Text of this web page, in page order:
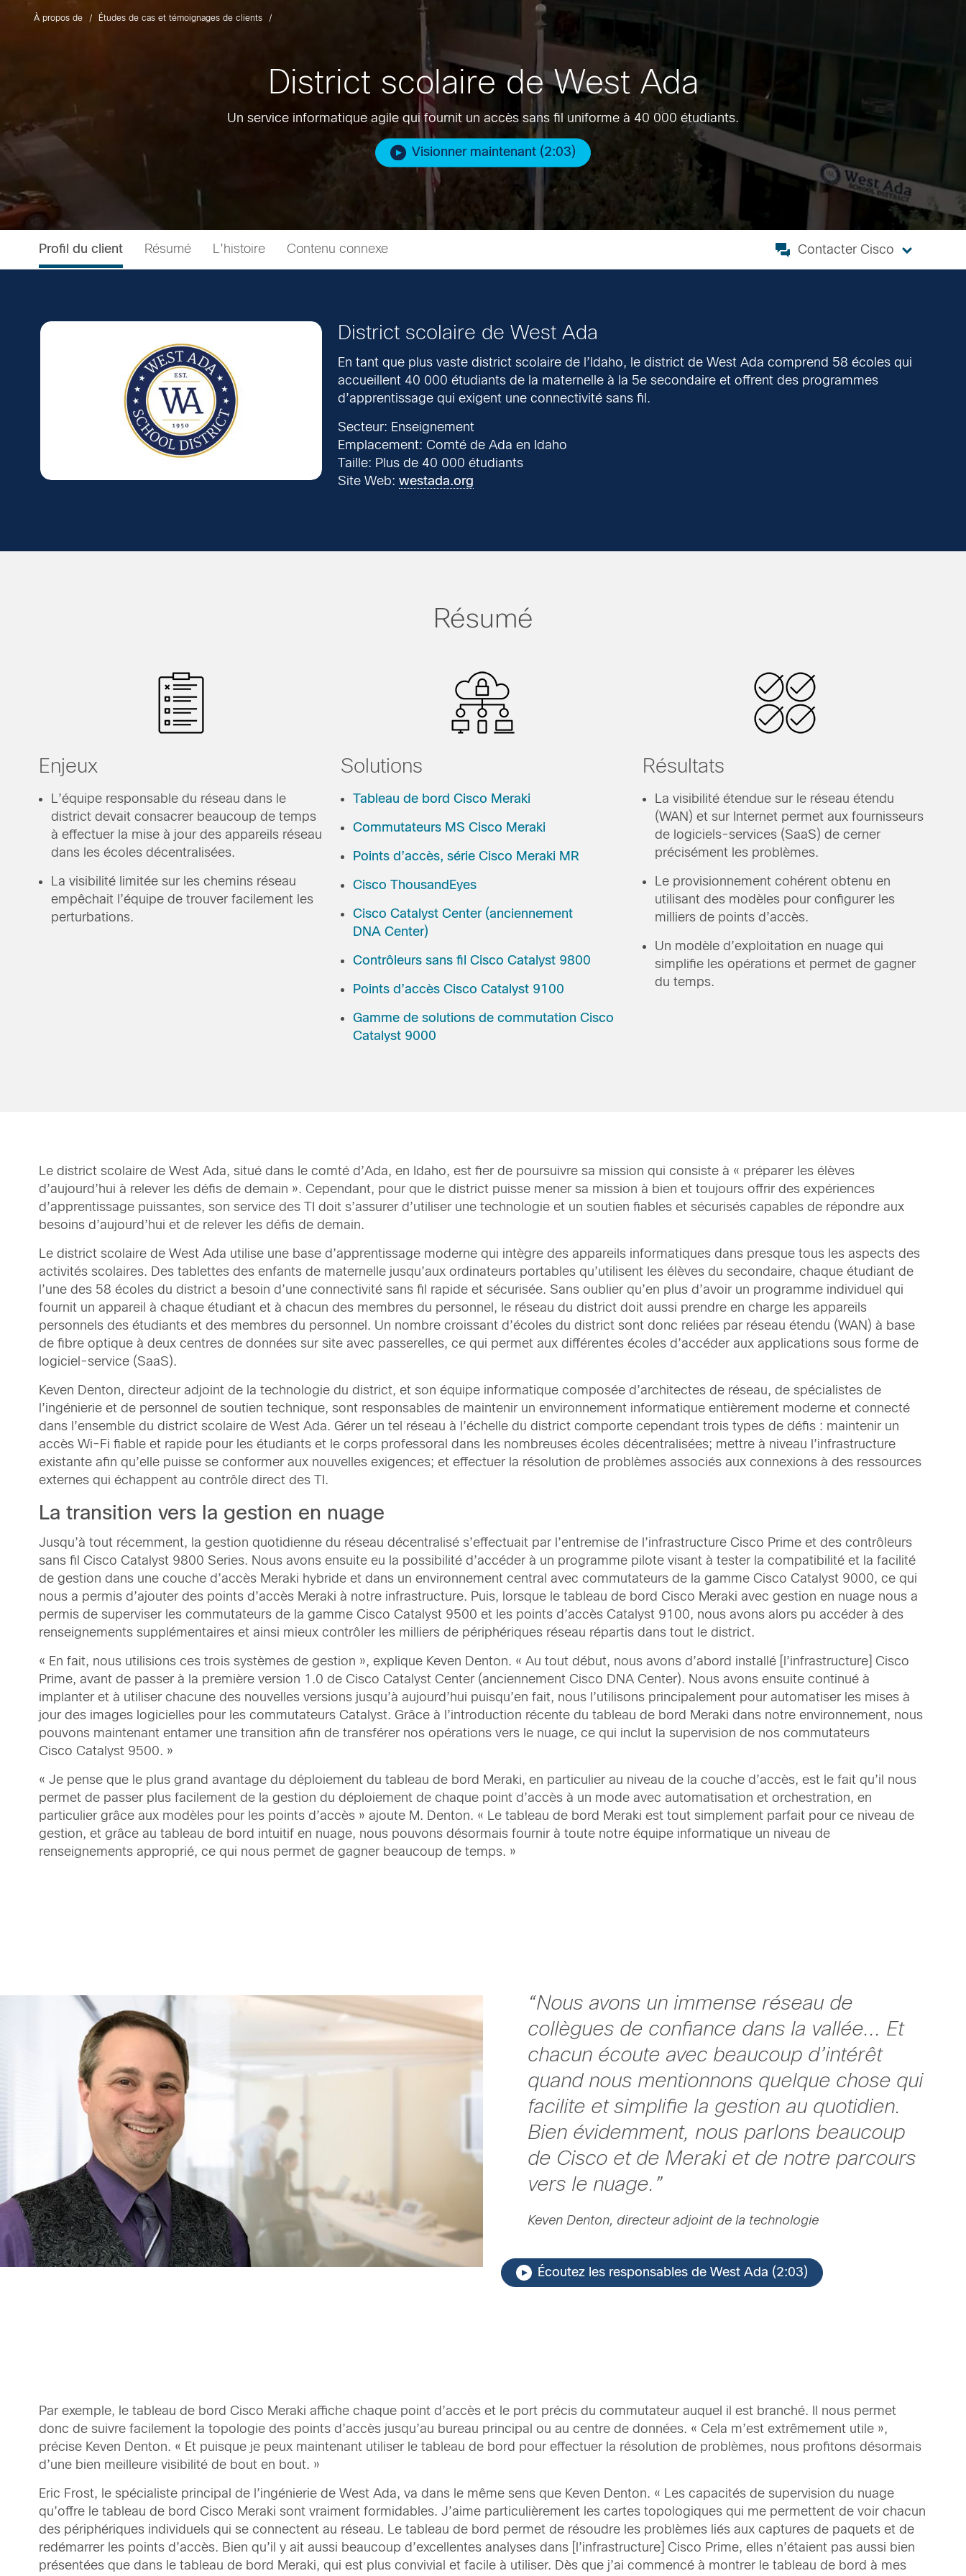
À propos de Études de cas et témoignages de clients
District scolaire de West Ada
Un service informatique agile qui fournit un accès sans fil uniforme à 40 000 étudiants.
Visionner maintenant (2:03)
Profil du client Résumé L’histoire Contenu connexe Contacter Cisco
District scolaire de West Ada
En tant que plus vaste district scolaire de l’Idaho, le district de West Ada comprend 58 écoles qui
accueillent 40 000 étudiants de la maternelle à la 5e secondaire et offrent des programmes
d’apprentissage qui exigent une connectivité sans fil.
Secteur: Enseignement
Emplacement: Comté de Ada en Idaho
Taille: Plus de 40 000 étudiants
Site Web: westada.org
Résumé
Enjeux
L’équipe responsable du réseau dans le
district devait consacrer beaucoup de temps
à effectuer la mise à jour des appareils réseau
dans les écoles décentralisées.
La visibilité limitée sur les chemins réseau
empêchait l’équipe de trouver facilement les
perturbations.
Solutions
Tableau de bord Cisco Meraki
Commutateurs MS Cisco Meraki
Points d’accès, série Cisco Meraki MR
Cisco ThousandEyes
Cisco Catalyst Center (anciennement
DNA Center)
Contrôleurs sans fil Cisco Catalyst 9800
Points d’accès Cisco Catalyst 9100
Gamme de solutions de commutation Cisco
Catalyst 9000
Résultats
La visibilité étendue sur le réseau étendu
(WAN) et sur Internet permet aux fournisseurs
de logiciels-services (SaaS) de cerner
précisément les problèmes.
Le provisionnement cohérent obtenu en
utilisant des modèles pour configurer les
milliers de points d’accès.
Un modèle d’exploitation en nuage qui
simplifie les opérations et permet de gagner
du temps.
Le district scolaire de West Ada, situé dans le comté d’Ada, en Idaho, est fier de poursuivre sa mission qui consiste à « préparer les élèves
d’aujourd’hui à relever les défis de demain ». Cependant, pour que le district puisse mener sa mission à bien et toujours offrir des expériences
d’apprentissage puissantes, son service des TI doit s’assurer d’utiliser une technologie et un soutien fiables et sécurisés capables de répondre aux
besoins d’aujourd’hui et de relever les défis de demain.
Le district scolaire de West Ada utilise une base d’apprentissage moderne qui intègre des appareils informatiques dans presque tous les aspects des
activités scolaires. Des tablettes des enfants de maternelle jusqu’aux ordinateurs portables qu’utilisent les élèves du secondaire, chaque étudiant de
l’une des 58 écoles du district a besoin d’une connectivité sans fil rapide et sécurisée. Sans oublier qu’en plus d’avoir un programme individuel qui
fournit un appareil à chaque étudiant et à chacun des membres du personnel, le réseau du district doit aussi prendre en charge les appareils
personnels des étudiants et des membres du personnel. Un nombre croissant d’écoles du district sont donc reliées par réseau étendu (WAN) à base
de fibre optique à deux centres de données sur site avec passerelles, ce qui permet aux différentes écoles d’accéder aux applications sous forme de
logiciel-service (SaaS).
Keven Denton, directeur adjoint de la technologie du district, et son équipe informatique composée d’architectes de réseau, de spécialistes de
l’ingénierie et de personnel de soutien technique, sont responsables de maintenir un environnement informatique entièrement moderne et connecté
dans l’ensemble du district scolaire de West Ada. Gérer un tel réseau à l’échelle du district comporte cependant trois types de défis : maintenir un
accès Wi-Fi fiable et rapide pour les étudiants et le corps professoral dans les nombreuses écoles décentralisées; mettre à niveau l’infrastructure
existante afin qu’elle puisse se conformer aux nouvelles exigences; et effectuer la résolution de problèmes associés aux connexions à des ressources
externes qui échappent au contrôle direct des TI.
La transition vers la gestion en nuage
Jusqu’à tout récemment, la gestion quotidienne du réseau décentralisé s’effectuait par l’entremise de l’infrastructure Cisco Prime et des contrôleurs
sans fil Cisco Catalyst 9800 Series. Nous avons ensuite eu la possibilité d’accéder à un programme pilote visant à tester la compatibilité et la facilité
de gestion dans une couche d’accès Meraki hybride et dans un environnement central avec commutateurs de la gamme Cisco Catalyst 9000, ce qui
nous a permis d’ajouter des points d’accès Meraki à notre infrastructure. Puis, lorsque le tableau de bord Cisco Meraki avec gestion en nuage nous a
permis de superviser les commutateurs de la gamme Cisco Catalyst 9500 et les points d’accès Catalyst 9100, nous avons alors pu accéder à des
renseignements supplémentaires et ainsi mieux contrôler les milliers de périphériques réseau répartis dans tout le district.
« En fait, nous utilisions ces trois systèmes de gestion », explique Keven Denton. « Au tout début, nous avons d’abord installé [l’infrastructure] Cisco
Prime, avant de passer à la première version 1.0 de Cisco Catalyst Center (anciennement Cisco DNA Center). Nous avons ensuite continué à
implanter et à utiliser chacune des nouvelles versions jusqu’à aujourd’hui puisqu’en fait, nous l’utilisons principalement pour automatiser les mises à
jour des images logicielles pour les commutateurs Catalyst. Grâce à l’introduction récente du tableau de bord Meraki dans notre environnement, nous
pouvons maintenant entamer une transition afin de transférer nos opérations vers le nuage, ce qui inclut la supervision de nos commutateurs
Cisco Catalyst 9500. »
« Je pense que le plus grand avantage du déploiement du tableau de bord Meraki, en particulier au niveau de la couche d’accès, est le fait qu’il nous
permet de passer plus facilement de la gestion du déploiement de chaque point d’accès à un mode avec automatisation et orchestration, en
particulier grâce aux modèles pour les points d’accès » ajoute M. Denton. « Le tableau de bord Meraki est tout simplement parfait pour ce niveau de
gestion, et grâce au tableau de bord intuitif en nuage, nous pouvons désormais fournir à toute notre équipe informatique un niveau de
renseignements approprié, ce qui nous permet de gagner beaucoup de temps. »
“Nous avons un immense réseau de
collègues de confiance dans la vallée... Et
chacun écoute avec beaucoup d’intérêt
quand nous mentionnons quelque chose qui
facilite et simplifie la gestion au quotidien.
Bien évidemment, nous parlons beaucoup
de Cisco et de Meraki et de notre parcours
vers le nuage. ”
Keven Denton, directeur adjoint de la technologie
Écoutez les responsables de West Ada (2:03)
Par exemple, le tableau de bord Cisco Meraki affiche chaque point d’accès et le port précis du commutateur auquel il est branché. Il nous permet
donc de suivre facilement la topologie des points d’accès jusqu’au bureau principal ou au centre de données. « Cela m’est extrêmement utile »,
précise Keven Denton. « Et puisque je peux maintenant utiliser le tableau de bord pour effectuer la résolution de problèmes, nous profitons désormais
d’une bien meilleure visibilité de bout en bout. »
Eric Frost, le spécialiste principal de l’ingénierie de West Ada, va dans le même sens que Keven Denton. « Les capacités de supervision du nuage
qu’offre le tableau de bord Cisco Meraki sont vraiment formidables. J’aime particulièrement les cartes topologiques qui me permettent de voir chacun
des périphériques individuels qui se connectent au réseau. Le tableau de bord permet de résoudre les problèmes liés aux captures de paquets et de
redémarrer les points d’accès. Bien qu’il y ait aussi beaucoup d’excellentes analyses dans [l’infrastructure] Cisco Prime, elles n’étaient pas aussi bien
présentées que dans le tableau de bord Meraki, qui est plus convivial et facile à utiliser. Dès que j’ai commencé à montrer le tableau de bord à mes